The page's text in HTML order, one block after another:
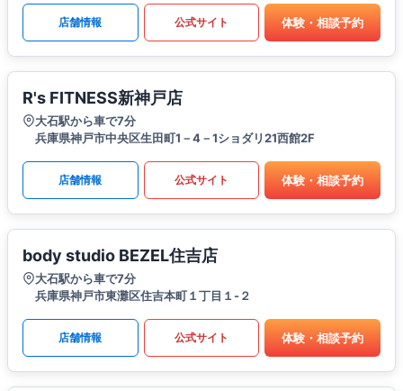
店舗情報 公式サイト 体験・相談予約
R's FITNESS新神戸店
大石駅から車で7分
兵庫県神戸市中央区生田町1－4－1ショダリ21西館2F
店舗情報 公式サイト 体験・相談予約
body studio BEZEL住吉店
大石駅から車で7分
兵庫県神戸市東灘区住吉本町１丁目１-２
店舗情報 公式サイト 体験・相談予約